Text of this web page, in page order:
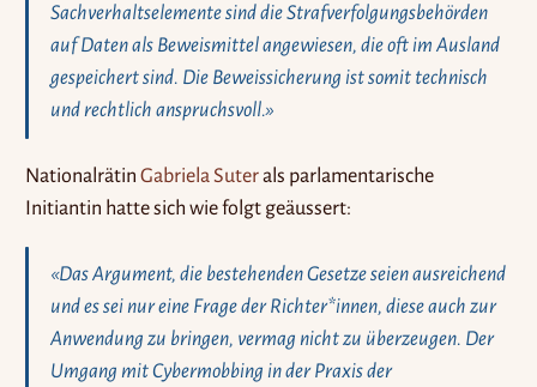
Sachverhaltselemente sind die Strafverfolgungsbehörden
auf Daten als Beweismittel angewiesen, die oft im Ausland
gespeichert sind. Die Beweissicherung ist somit technisch
und rechtlich anspruchsvoll.»
NationalrätinGabriela Suterals parlamentarische
Initiantin hatte sich wie folgt geäussert:
«Das Argument, die bestehenden Gesetze seien ausreichend
und es sei nur eine Frage der Richter*innen, diese auch zur
Anwendung zu bringen, vermag nicht zu überzeugen. Der
Umgang mit Cybermobbing in der Praxis der